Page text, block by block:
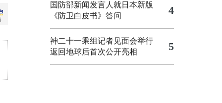
国防部新闻发言人就日本新版
《防卫白皮书》答问
4
神二十一乘组记者见面会举行
返回地球后首次公开亮相
5